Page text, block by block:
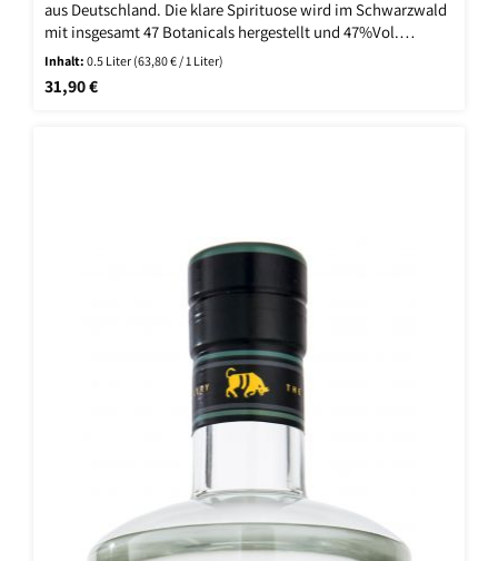
aus Deutschland. Die klare Spirituose wird im Schwarzwald
mit insgesamt 47 Botanicals hergestellt und 47%Vol.
abgefüllt. Der deutsche Dry Gin besitzt starken
Wiedererkennungswert.
Inhalt:0.5 Liter (63,80 € / 1 Liter)
Regulärer Preis:
31,90 €